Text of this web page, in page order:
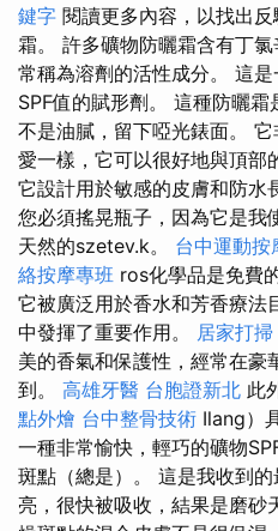
鍵字 閱讀更多內容，以找出
霜。 許多礦物防曬霜含有丁
常稱為溶劑的活性成分。 這
SPF值的賦形劑。 這種防曬
不是油膩，留下啞光錶面。
愛一樣，它可以很好地與頂部
它設計用於敏感的皮膚和防水
您必須搖晃瓶子，因為它是
天然的szetev.k。 台中運動按
絡按摩專班 ros化學品是免費
它被廣泛用於香水和芳香療法
中發揮了重要作用。 居家打掃
美的香氣和保護性，經常在豪
到。 高雄牙醫 台胞證新北 此
點外燴 台中整骨技術 Ilang）
一種非常愉快，輕巧的礦物
斑點（總是）。 這是我收到
亮，很快被吸收，結果是磨砂